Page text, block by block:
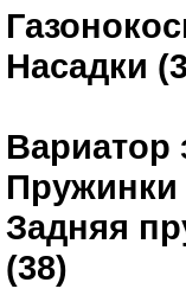
Насадки
Вариатор
Пружинки
Задняя
(38)